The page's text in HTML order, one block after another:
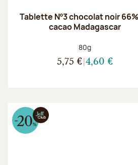
Tablette Nº3 chocolat noir
cacao Madagascar
Poids net :
80g
5,75 € 4,60 €